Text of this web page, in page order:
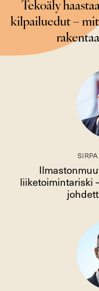
Tekoäly
kilpailuedut –
liiketoimintariski